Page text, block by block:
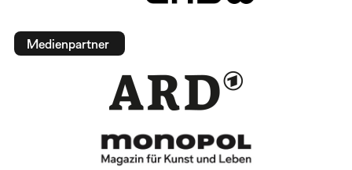
Medienpartner